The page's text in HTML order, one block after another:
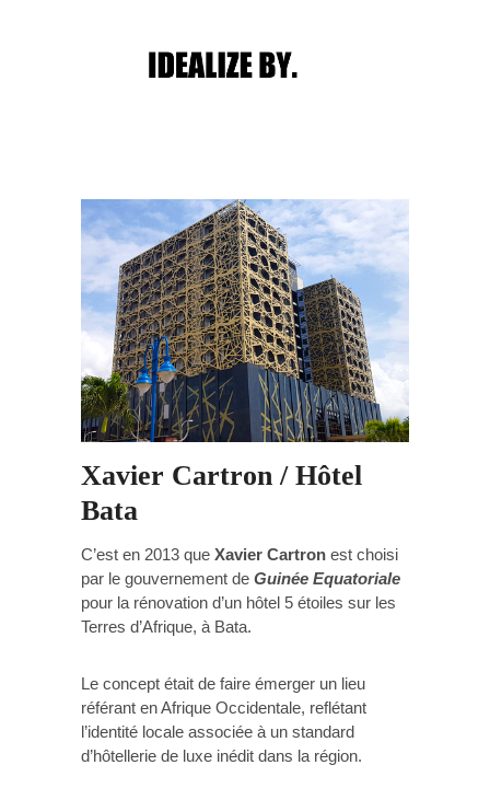
Post navigation
Xavier Cartron / Hôtel
Bata
C’est en 2013 que Xavier Cartron est choisi
par le gouvernement de Guinée Equatoriale
pour la rénovation d’un hôtel 5 étoiles sur les
Terres d’Afrique, à Bata.
Le concept était de faire émerger un lieu
référant en Afrique Occidentale, reflétant
l’identité locale associée à un standard
d’hôtellerie de luxe inédit dans la région.